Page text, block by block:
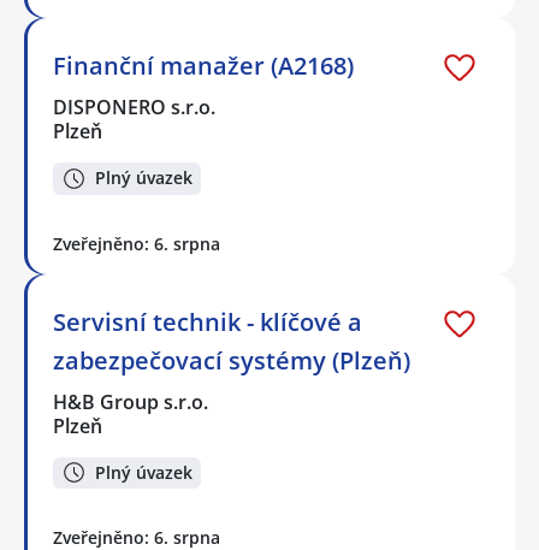
Finanční manažer (A2168)
DISPONERO s.r.o.
Plzeň
Plný úvazek
Zveřejněno: 6. srpna
Servisní technik - klíčové a
zabezpečovací systémy (Plzeň)
H&B Group s.r.o.
Plzeň
Plný úvazek
Zveřejněno: 6. srpna